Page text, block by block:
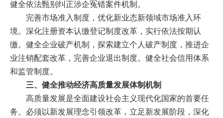
健全依法甄别纠正涉企冤错案件机制。
完善市场准入制度，优化新业态新领域市场准入环
境。深化注册资本认缴登记制度改革，实行依法按期认
缴。健全企业破产机制，探索建立个人破产制度，推进企
业注销配套改革，完善企业退出制度。健全社会信用体系
和监管制度。
三、健全推动经济高质量发展体制机制
高质量发展是全面建设社会主义现代化国家的首要任
务。必须以新发展理念引领改革，立足新发展阶段，深化